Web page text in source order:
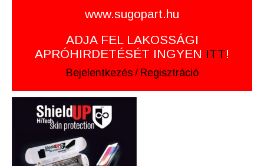
www.sugopart.hu
ADJA FEL LAKOSSÁGI
APRÓHIRDETÉSÉT INGYEN ITT!
Bejelentkezés / Regisztráció